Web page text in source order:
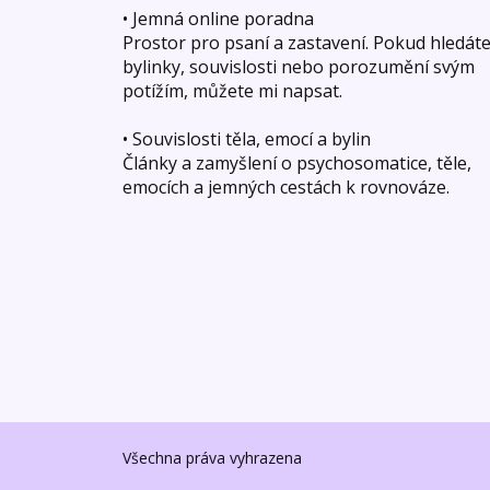
• Jemná online poradna
Prostor pro psaní a zastavení. Pokud hledáte
bylinky, souvislosti nebo porozumění svým
potížím, můžete mi napsat.
• Souvislosti těla, emocí a bylin
Články a zamyšlení o psychosomatice, těle,
emocích a jemných cestách k rovnováze.
Všechna práva vyhrazena